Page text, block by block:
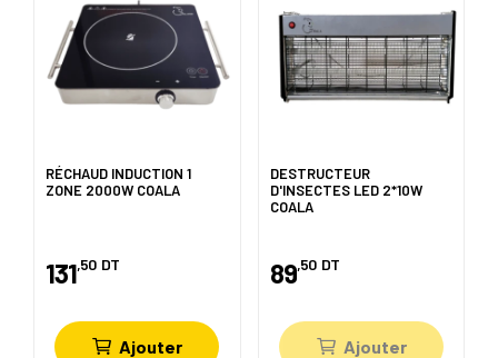
RÉCHAUD INDUCTION 1
ZONE 2000W COALA
131,50 DT
Ajouter
DESTRUCTEUR
D'INSECTES LED 2*10W
COALA
89,50 DT
Ajouter